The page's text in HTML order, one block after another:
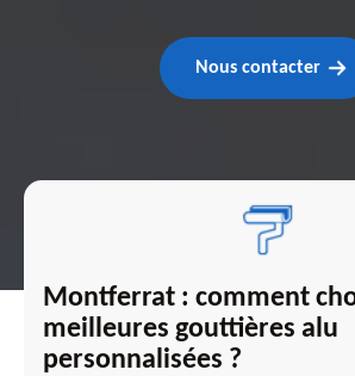
Nous contacter
Montferrat : comment
meilleures gouttières alu
personnalisées ?